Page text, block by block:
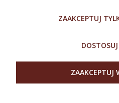
SZYBKI
ZAAKCEPTUJ
ZAAKCEPTUJ